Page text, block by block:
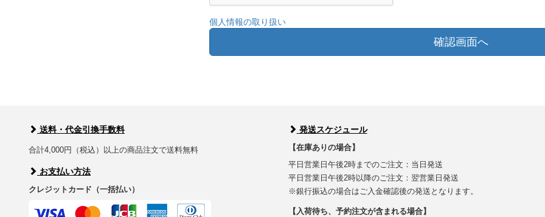
個人情報の取り扱い
確認画面へ
送料・代金引換手数料
合計4,000円（税込）以上の商品注文で送料無料
お支払い方法
クレジットカード（一括払い）
発送スケジュール
【在庫ありの場合】
平日営業日午後2時までのご注文：当日発送
平日営業日午後2時以降のご注文：翌営業日発送
※銀行振込の場合はご入金確認後の発送となります。
【入荷待ち、予約注文が含まれる場合】